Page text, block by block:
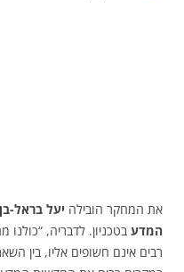
את המחקר הובילה יעל בראל-
המדע בטכניון. לדבריה,
רבים אינם חשופים אליו, בין